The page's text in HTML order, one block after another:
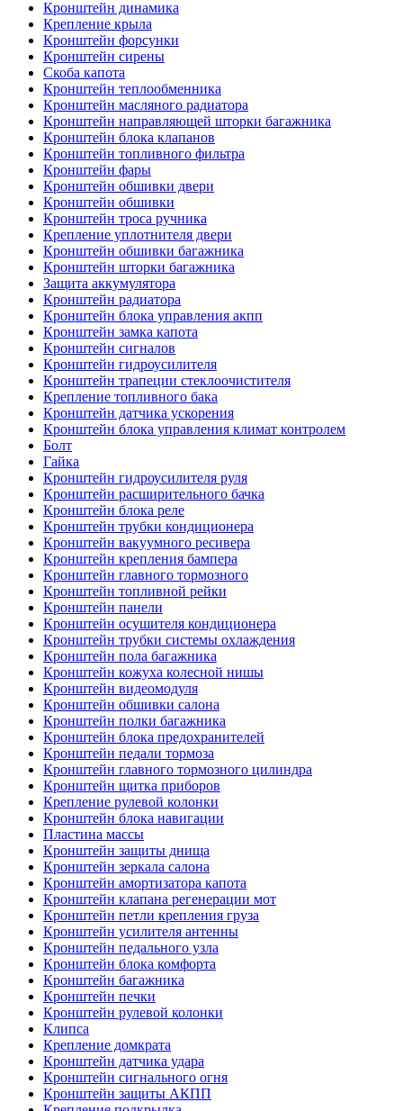
Кронштейн динамика
Крепление крыла
Кронштейн форсунки
Кронштейн сирены
Скоба капота
Кронштейн теплообменника
Кронштейн масляного радиатора
Кронштейн направляющей шторки багажника
Кронштейн блока клапанов
Кронштейн топливного фильтра
Кронштейн фары
Кронштейн обшивки двери
Кронштейн обшивки
Кронштейн троса ручника
Крепление уплотнителя двери
Кронштейн обшивки багажника
Кронштейн шторки багажника
Защита аккумулятора
Кронштейн радиатора
Кронштейн блока управления акпп
Кронштейн замка капота
Кронштейн сигналов
Кронштейн гидроусилителя
Кронштейн трапеции стеклоочистителя
Крепление топливного бака
Кронштейн датчика ускорения
Кронштейн блока управления климат контролем
Болт
Гайка
Кронштейн гидроусилителя руля
Кронштейн расширительного бачка
Кронштейн блока реле
Кронштейн трубки кондиционера
Кронштейн вакуумного ресивера
Кронштейн крепления бампера
Кронштейн главного тормозного
Кронштейн топливной рейки
Кронштейн панели
Кронштейн осушителя кондиционера
Кронштейн трубки системы охлаждения
Кронштейн пола багажника
Кронштейн кожуха колесной нишы
Кронштейн видеомодуля
Кронштейн обшивки салона
Кронштейн полки багажника
Кронштейн блока предохранителей
Кронштейн педали тормоза
Кронштейн главного тормозного цилиндра
Кронштейн щитка приборов
Крепление рулевой колонки
Кронштейн блока навигации
Пластина массы
Кронштейн защиты днища
Кронштейн зеркала салона
Кронштейн амортизатора капота
Кронштейн клапана регенерации мот
Кронштейн петли крепления груза
Кронштейн усилителя антенны
Кронштейн педального узла
Кронштейн блока комфорта
Кронштейн багажника
Кронштейн печки
Кронштейн рулевой колонки
Клипса
Крепление домкрата
Кронштейн датчика удара
Кронштейн сигнального огня
Кронштейн защиты АКПП